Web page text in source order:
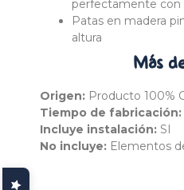
perfectamente con
Patas en madera
altura
Más
Origen: Producto 100%
Tiempo de fabricación:
Incluye instalación: SI
No incluye: Elementos